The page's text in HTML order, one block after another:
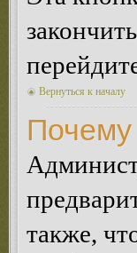
Вернуться к началу
также,